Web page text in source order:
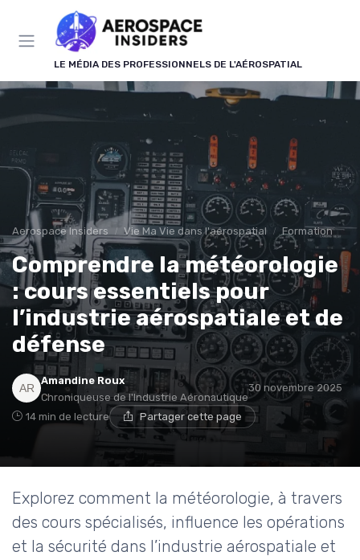
LE MÉDIA DES PROFESSIONNELS DE L'AÉROSPATIAL
Aerospace Insiders Vie Ma Vie dans l'aérospatial Formation
Comprendre la météorologie
: cours essentiels pour
l’industrie aérospatiale et de
défense
Amandine Roux
Chroniqueuse de l'Industrie Aéronautique
30 novembre 2025
14 min de lecture Partager cette page
Explorez comment la météorologie, à travers
des cours spécialisés, influence les opérations
et la sécurité dans l’industrie aérospatiale et
Panneau de gestion des cookies